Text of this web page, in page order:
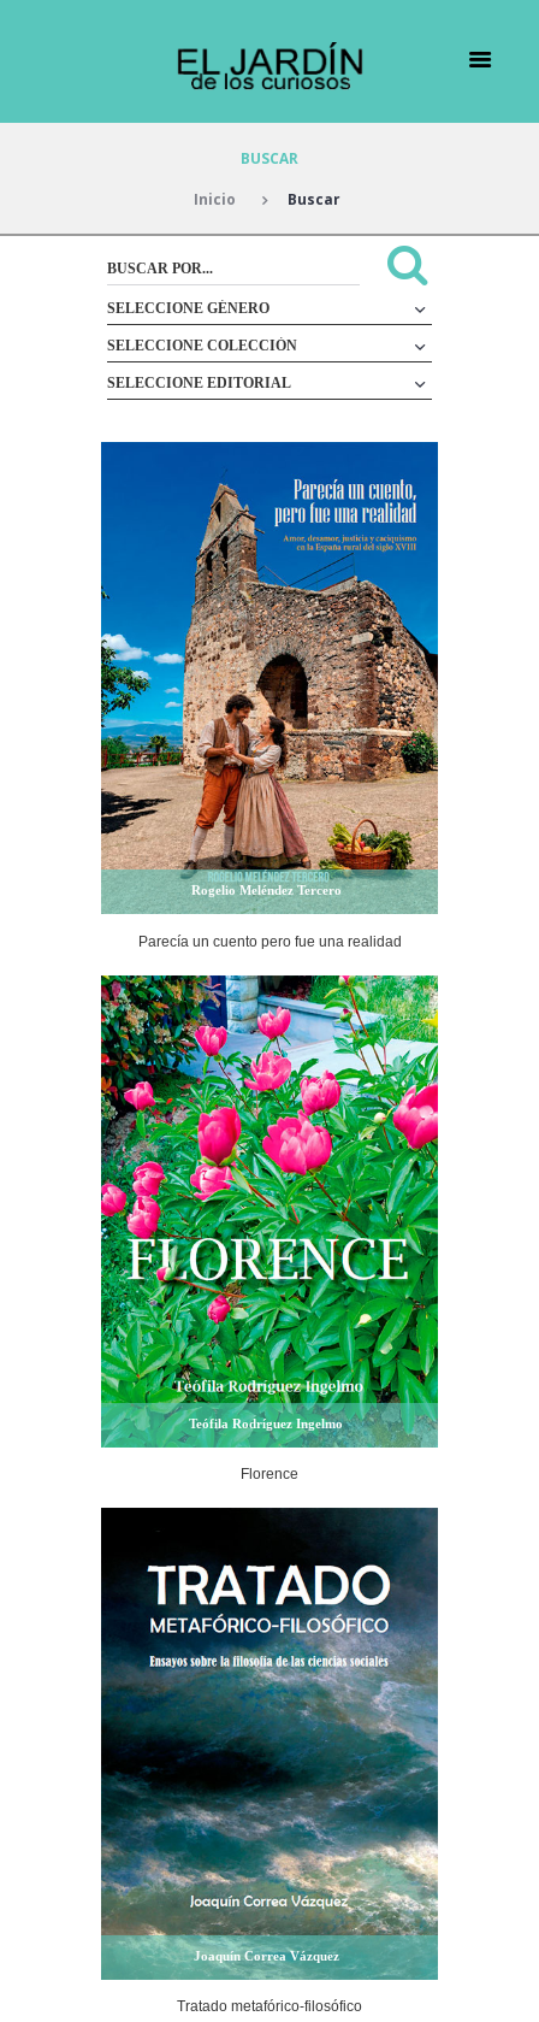
BUSCAR
Inicio Buscar
Rogelio Meléndez Tercero
Parecía un cuento pero fue una realidad
Teófila Rodríguez Ingelmo
Florence
Joaquín Correa Vázquez
Tratado metafórico-filosófico